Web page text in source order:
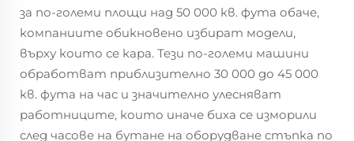
за по-големи площи над 50 000 кв. фута обаче,
компаниите обикновено избират модели,
върху които се кара. Тези по-големи машини
обработват приблизително 30 000 до 45 000
кв. фута на час и значително улесняват
работниците, които иначе биха се изморили
след часове на бутане на оборудване стъпка по